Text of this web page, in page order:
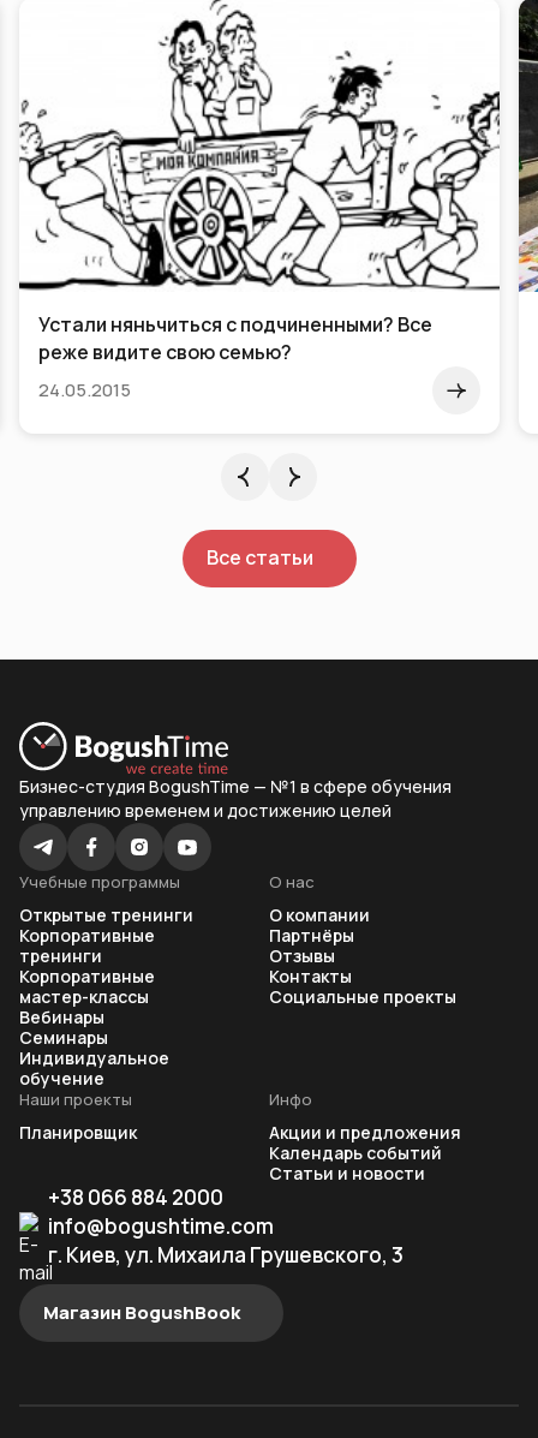
Устали няньчиться с подчиненными? Все
реже видите свою семью?
24.05.2015
Все статьи
Бизнес-студия BogushTime — №1 в сфере обучения
управлению временем и достижению целей
Учебные программы
Открытые тренинги
Корпоративные
тренинги
Корпоративные
мастер-классы
Вебинары
Семинары
Индивидуальное
обучение
Наши проекты
Планировщик
Инфо
Акции и предложения
Календарь событий
Статьи и новости
О нас
О компании
Партнёры
Отзывы
Контакты
Социальные проекты
+38 066 884 2000
info@bogushtime.com
г. Киев, ул. Михаила Грушевского, 3
Магазин BogushBook